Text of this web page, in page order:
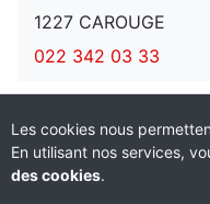
Les cookies nous
En utilisant nos services,
des cookies.
1227 CAROUGE
022 342 03 33
Propulsé parCashflow SA